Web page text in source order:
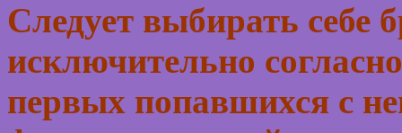
Следует выбирать себе
исключительно
первых попавшихся с